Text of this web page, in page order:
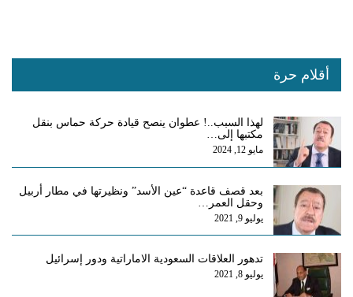
أقلام حرة
لهذا السبب..! عطوان ينصح قيادة حركة حماس بنقل
مكتبها إلى…
مايو 12, 2024
بعد قصف قاعدة “عين الأسد” ونظيرتها في مطار أربيل
وحقل العمر…
يوليو 9, 2021
تدهور العلاقات السعودية الاماراتية ودور إسرائيل
يوليو 8, 2021